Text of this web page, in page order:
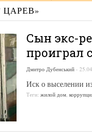
ЦАРЕВ»
Сын экс-
проиграл
Дмитро Дубенський -
Иск о выселении
Теги: жилой дом,